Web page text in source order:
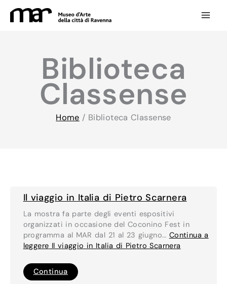
Biblioteca
Classense
Home / Biblioteca Classense
Il viaggio in Italia di Pietro Scarnera
La mostra fa parte degli eventi espositivi
organizzati in occasione del Coconino Fest in
programma al MAR dal 21 al 23 giugno… Continua a
leggere Il viaggio in Italia di Pietro Scarnera
Il
viaggio
Continua